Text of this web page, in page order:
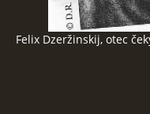
Felix Dzeržinskij, otec